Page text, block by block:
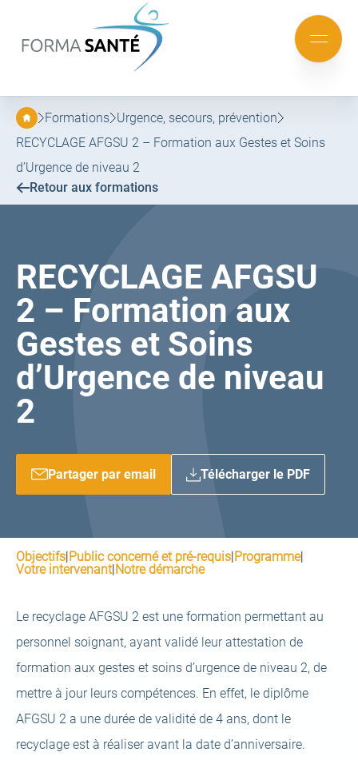
au
menu
au
contenu
Mobile
menu
Formations Urgence, secours, prévention
RECYCLAGE AFGSU 2 – Formation aux Gestes et Soins
d’Urgence de niveau 2
Retour aux formations
RECYCLAGE AFGSU
2 – Formation aux
Gestes et Soins
d’Urgence de niveau
2
Partager par email Télécharger le PDF
Objectifs|Public concerné et pré-requis|Programme|
Votre intervenant|Notre démarche
Le recyclage AFGSU 2 est une formation permettant au
personnel soignant, ayant validé leur attestation de
formation aux gestes et soins d’urgence de niveau 2, de
mettre à jour leurs compétences. En effet, le diplôme
AFGSU 2 a une durée de validité de 4 ans, dont le
recyclage est à réaliser avant la date d’anniversaire.